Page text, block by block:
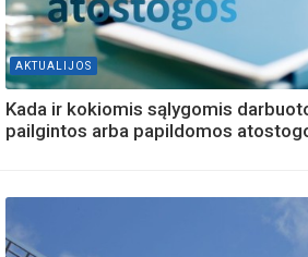
AKTUALIJOS
Kada ir kokiomis sąlygomis
pailgintos arba papildomos